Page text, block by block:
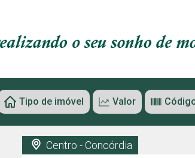
Tipo de imóvel Valor
Centro - Concórdia